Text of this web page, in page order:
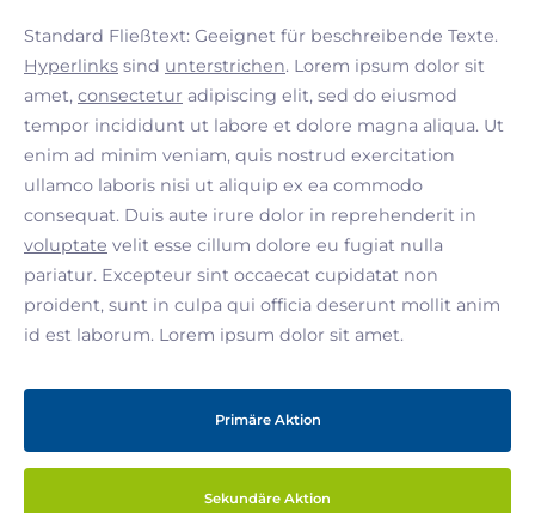
Standard Fließtext: Geeignet für beschreibende Texte.
Hyperlinks sind unterstrichen. Lorem ipsum dolor sit
amet, consectetur adipiscing elit, sed do eiusmod
tempor incididunt ut labore et dolore magna aliqua. Ut
enim ad minim veniam, quis nostrud exercitation
ullamco laboris nisi ut aliquip ex ea commodo
consequat. Duis aute irure dolor in reprehenderit in
voluptate velit esse cillum dolore eu fugiat nulla
pariatur. Excepteur sint occaecat cupidatat non
proident, sunt in culpa qui officia deserunt mollit anim
id est laborum. Lorem ipsum dolor sit amet.
Primäre Aktion
Sekundäre Aktion